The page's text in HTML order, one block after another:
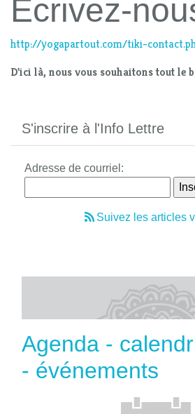
Écrivez-
http://yogapartout.com/tiki-
D'ici là, nous vous souhaitons tout le
S'inscrire à l'Info Lettre
Adresse de courriel:
Suivez les articles
Agenda -
- événements